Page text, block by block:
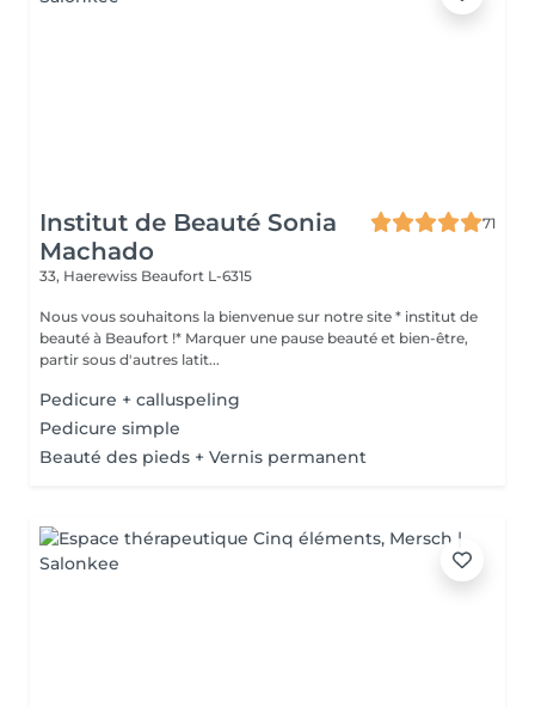
Institut de Beauté Sonia
Machado
71
33, Haerewiss Beaufort L-6315
Nous vous souhaitons la bienvenue sur notre site * institut de
beauté à Beaufort !* Marquer une pause beauté et bien-être,
partir sous d'autres latit...
Pedicure + calluspeling
Pedicure simple
Beauté des pieds + Vernis permanent